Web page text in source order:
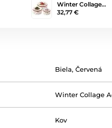
Winter Collage…
32,77 €
Biela,Červená
Winter Collage
Kov